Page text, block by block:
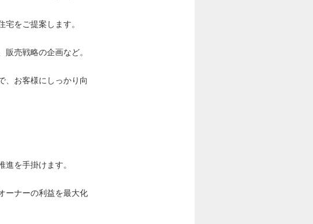
をご提案します。
売戦略の企画など。
、お客様にしっかり向
を手掛けます。
ーナーの利益を最大化